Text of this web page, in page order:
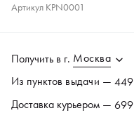
Артикул KPN0001
Получить в г. Москва
Из пунктов выдачи — 449
Доставка курьером — 699